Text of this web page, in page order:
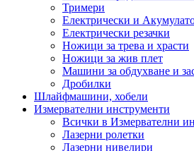
Тримери
Електрически и
Електрически резачки
Ножици за трева и храсти
Ножици за жив плет
Машини за обдухване и
Дробилки
Шлайфмашини, хобели
Измервателни инструменти
Всички в Измервателни
Лазерни ролетки
Лазерни нивелири